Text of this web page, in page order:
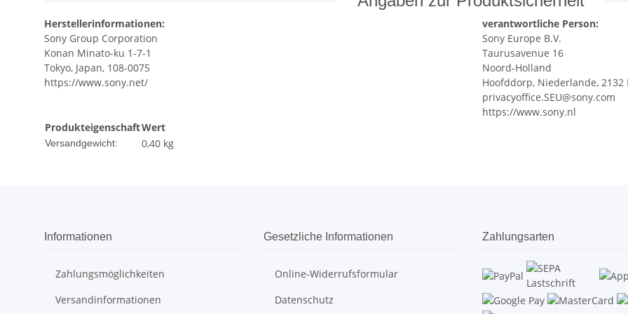
Herstellerinformationen:
Sony Group Corporation
Konan Minato-ku 1-7-1
Tokyo, Japan, 108-0075
https://www.sony.net/
verantwortliche Person:
Sony Europe B.V.
Taurusavenue 16
Noord-Holland
Hoofddorp, Niederlande, 2132
privacyoffice.SEU@sony.com
https://www.sony.nl
ProdukteigenschaftWert
Versandgewicht: 0,40 kg
Informationen
Zahlungsmöglichkeiten
Versandinformationen
Gesetzliche Informationen
Online-Widerrufsformular
Datenschutz
Zahlungsarten